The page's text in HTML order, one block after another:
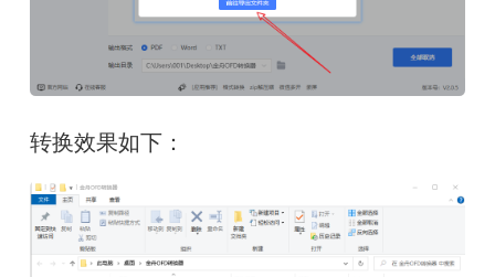
转换效果如下：